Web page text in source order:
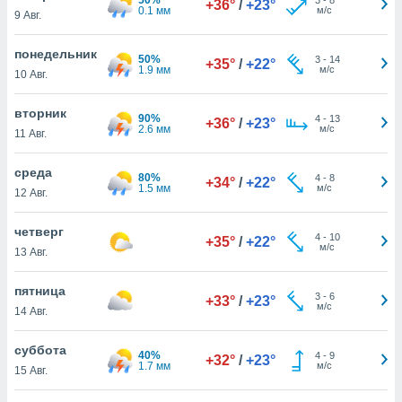
действия
рекламу
нашей
cookie
cookie
в
нашего
9 Авг.
0.1 мм
+36° / +23°
м/с
понедельник
10 Авг.
50%
1.9 мм
+35° / +22° 3- 14
м/с
вторник
11 Авг.
90%
2.6 мм
+36° / +23° 4- 13
м/с
среда
12 Авг.
80%
1.5 мм
+34° / +22° 4- 8
м/с
четверг
13 Авг.
+35° / +22° 4- 10
м/с
пятница
14 Авг.
+33° / +23° 3- 6
м/с
суббота
15 Авг.
40%
1.7 мм
+32° / +23° 4- 9
м/с